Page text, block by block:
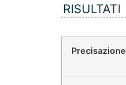
RISULTATI
Precisazione